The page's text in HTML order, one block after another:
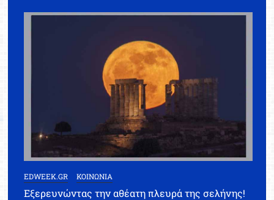
EDWEEK.GR ΚΟΙΝΩΝΙΑ
Εξερευνώντας την αθέατη πλευρά της σελήνης!